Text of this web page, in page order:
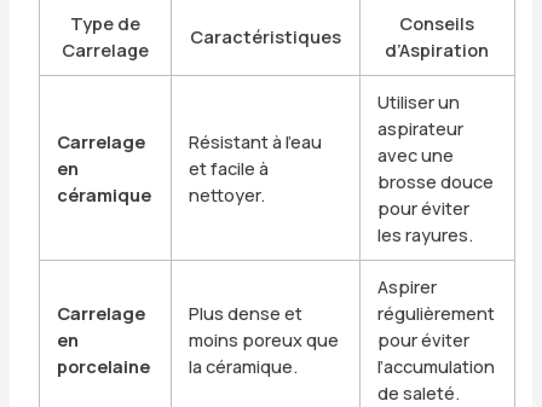
Type de
Carrelage
Caractéristiques
Conseils
d’Aspiration
Carrelage
en
céramique
Résistant à l’eau
et facile à
nettoyer.
Utiliser un
aspirateur
avec une
brosse douce
pour éviter
les rayures.
Carrelage
en
porcelaine
Plus dense et
moins poreux que
la céramique.
Aspirer
régulièrement
pour éviter
l’accumulation
de saleté.